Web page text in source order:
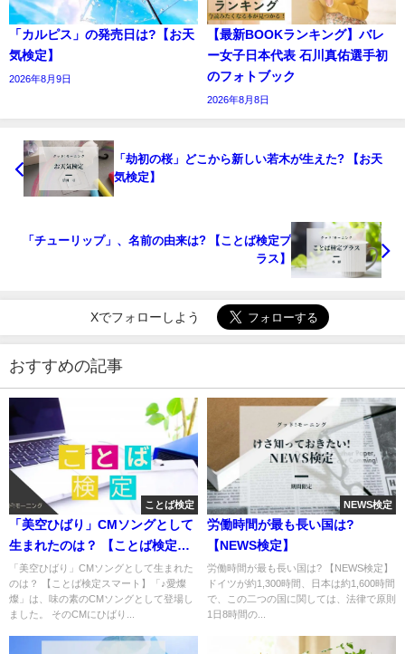
「カルピス」の発売日は?【お天
気検定】
2026年8月9日
【最新BOOKランキング】バレ
ー女子日本代表 石川真佑選手初
のフォトブック
2026年8月8日
「劫初の桜」どこから新しい若木が生えた? 【お天
気検定】
「チューリップ」、名前の由来は? 【ことば検定プ
ラス】
Xでフォローしよう
おすすめの記事
ことば検定
「美空ひばり」CMソングとして
生まれたのは？ 【ことば検定ス
マート】
「美空ひばり」CMソングとして生まれた
のは？ 【ことば検定スマート】「♪愛燦
燦」は、味の素のCMソングとして登場し
ました。 そのCMにひばり...
NEWS検定
労働時間が最も長い国は?
【NEWS検定】
労働時間が最も長い国は? 【NEWS検定】
ドイツが約1,300時間、日本は約1,600時間
で、この二つの国に関しては、法律で原則
1日8時間の...